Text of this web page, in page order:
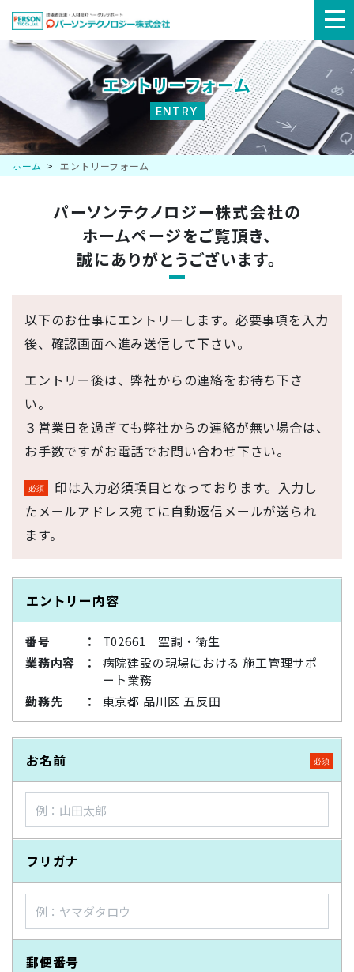
エントリーフォーム
ENTRY
ホーム エントリーフォーム
パーソンテクノロジー株式会社の
ホームページをご覧頂き、
誠にありがとうございます。
以下のお仕事にエントリーします。必要事項を入力
後、確認画面へ進み送信して下さい。
エントリー後は、弊社からの連絡をお待ち下さ
い。
３営業日を過ぎても弊社からの連絡が無い場合は、
お手数ですがお電話でお問い合わせ下さい。
印は入力必須項目となっております。入力し
たメールアドレス宛てに自動返信メールが送られ
ます。
エントリー内容
番号
T02661 空調・衛生
業務内容
病院建設の現場における 施工管理サポ
ート業務
勤務先
東京都 品川区 五反田
お名前
フリガナ
郵便番号
メ
ュ
ー